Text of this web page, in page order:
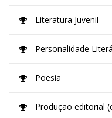
Literatura Juvenil
Personalidade
Poesia
Produção editorial